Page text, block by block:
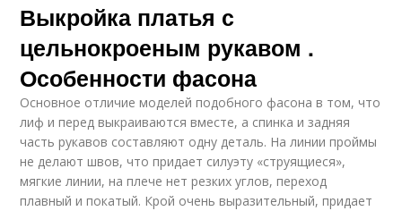
Выкройка платья с
цельнокроеным рукавом .
Особенности фасона
Основное отличие моделей подобного фасона в том, что
лиф и перед выкраиваются вместе, а спинка и задняя
часть рукавов составляют одну деталь. На линии проймы
не делают швов, что придает силуэту «струящиеся»,
мягкие линии, на плече нет резких углов, переход
плавный и покатый. Крой очень выразительный, придает